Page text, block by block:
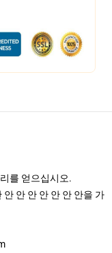
를 얻으십시오.
안 안 안 안 안 안을 가